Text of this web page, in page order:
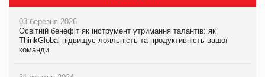
03 березня 2026
Освітній бенефіт як інструмент утримання талантів: як
ThinkGlobal підвищує лояльність та продуктивність вашої
команди